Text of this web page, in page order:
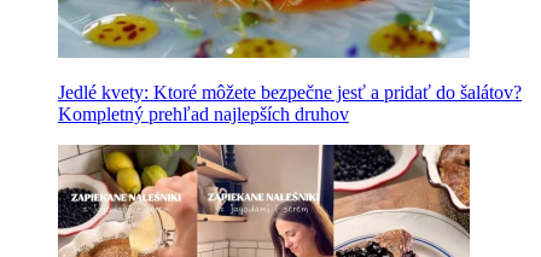
Jedlé kvety: Ktoré môžete bezpečne jesť a pridať do šalátov?
Kompletný prehľad najlepších druhov